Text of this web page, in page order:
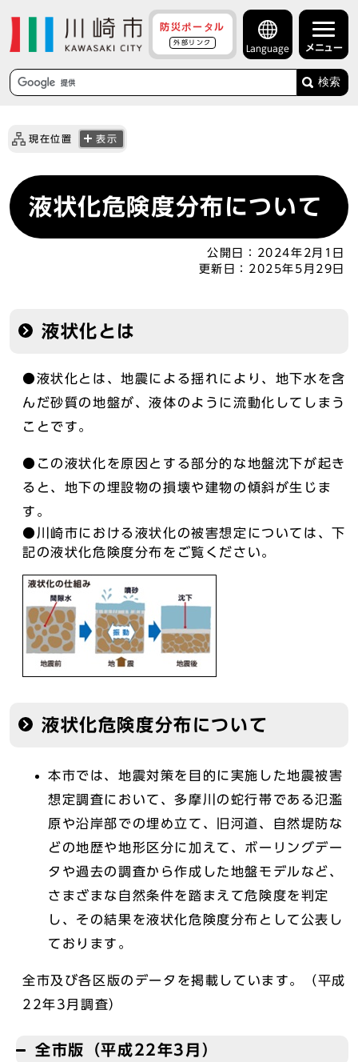
防災ポータル
外部リンク
Language メニュー
検索
現在位置 表示
液状化危険度分布について
公開日：
2024年2月1日
更新日： 2025年5月29日
液状化とは
●液状化とは、地震による揺れにより、地下水を含
んだ砂質の地盤が、液体のように流動化してしまう
ことです。
●この液状化を原因とする部分的な地盤沈下が起き
ると、地下の埋設物の損壊や建物の傾斜が生じま
す。
●川崎市における液状化の被害想定については、下
記の液状化危険度分布をご覧ください。
液状化危険度分布について
本市では、地震対策を目的に実施した地震被害
想定調査において、多摩川の蛇行帯である氾濫
原や沿岸部での埋め立て、旧河道、自然堤防な
どの地歴や地形区分に加えて、ボーリングデー
タや過去の調査から作成した地盤モデルなど、
さまざまな自然条件を踏まえて危険度を判定
し、その結果を液状化危険度分布として公表し
ております。
全市及び各区版のデータを掲載しています。（平成
22年3月調査）
全市版（平成22年3月）